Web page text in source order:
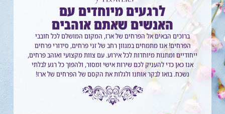
לרגעים מיוחדים עם
האנשים שאתם אוהבים
ברוכים הבאים אל הפרחים של ארז, המקום המושלם לכל חובבי
הפרחים! אנו מתמחים במגוון רחב של זני פרחים, סידורי פרחים
ייחודיים ומתנות מיוחדות לכל אירוע. עם צוות מקצועי ואוהב פרחים,
אנו כאן כדי להעניק לכם שירות אישי ומסור, ולהפוך כל רגע לבלתי
נשכח. בואו לבקר אותנו ולגלות את הקסם של הפרחים של ארז!